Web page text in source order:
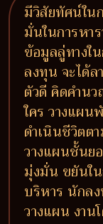
มีวิสัยทัศน์ใน
มั่นในการหา
ข้อมูลลู่ทางใ
ลงทุน จะได้
ตัวดี คิดคำนว
ใคร วางแผ
ดำเนินชีวิตต
วางแผนชั้นย
มุ่งมั่น ขยันใ
บริหาร นักล
วางแผน งาน